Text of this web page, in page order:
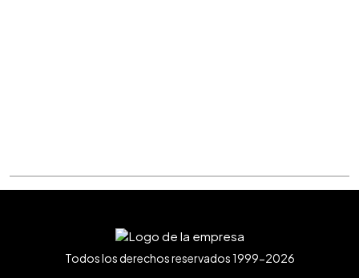
Todos los derechos reservados 1999-2026